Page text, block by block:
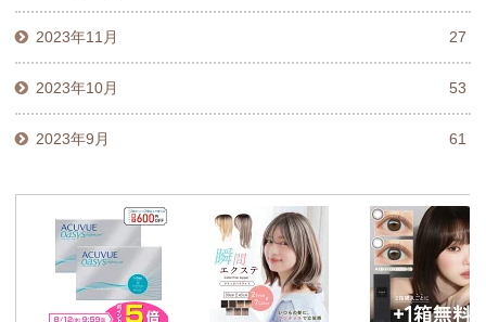
2023年11月 27
2023年10月 53
2023年9月 61